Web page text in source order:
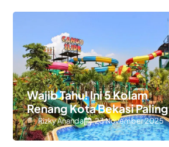
Wajib Tahu! Ini 5 Kolam
Renang Kota Bekasi Paling
Hits dan Seru
Rizky Ananda 23 November 2025